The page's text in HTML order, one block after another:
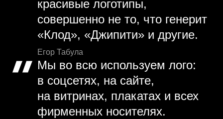
красивые логотипы,
совершенно не то, что генерит
«Клод», «Джипити» и другие.
Егор Табула
Мы во всю используем лого:
в соцсетях, на сайте,
на витринах, плакатах и всех
фирменных носителях.